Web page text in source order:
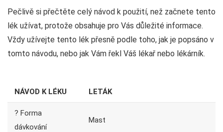
Pečlivě si přečtěte celý návod k použití, než začnete tento
lék užívat, protože obsahuje pro Vás důležité informace.
Vždy užívejte tento lék přesně podle toho, jak je popsáno v
tomto návodu, nebo jak Vám řekl Váš lékař nebo lékárník.
NÁVOD K LÉKU LETÁK
? Forma
dávkování
Mast